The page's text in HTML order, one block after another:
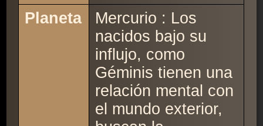
Planeta
Mercurio : Los
nacidos bajo su
influjo, como
Géminis tienen una
relación mental con
el mundo exterior,